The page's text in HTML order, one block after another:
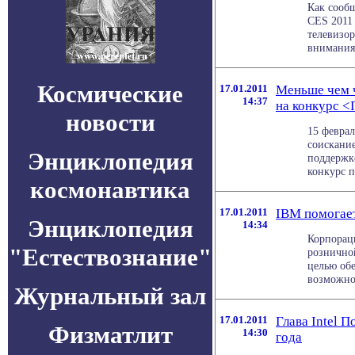
Космические
новости
Энциклопедия
космонавтика
Энциклопедия
"Естествознание"
Журнальный зал
Физматлит
Как
CES
17.01.2011
14:37
Меньше чем
на конкурс
15
конкурс
17.01.2011
14:34
IBM
целью
17.01.2011
14:30
Глава Intel
года